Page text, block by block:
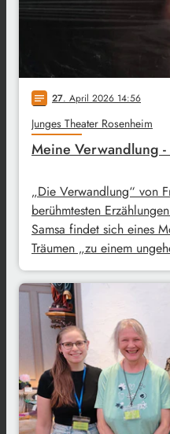
notes 27. April 2026 14:56
Junges Theater Rosenheim
Meine Verwandlung -
„Die Verwandlung“ von
berühmtesten
Samsa findet sich eines
Träumen „zu einem